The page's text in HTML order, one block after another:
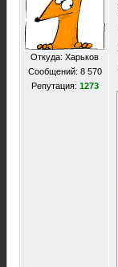
Откуда: Харьков
Сообщений: 8 570
Репутация: 1273